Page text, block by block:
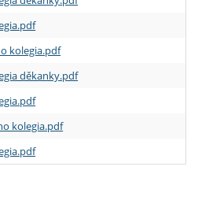
kolegia.pdf
děkanky.pdf
kolegia.pdf